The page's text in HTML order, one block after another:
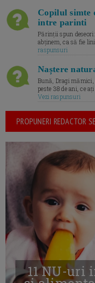
Copilul simte
intre parinti
Părinții spun
abținem, ca să fie
raspunsuri
Naștere
Bună, Dragi
peste 38 de ani, ce
Vezi raspunsuri
PROPUNERI REDACTOR
11 NU-uri